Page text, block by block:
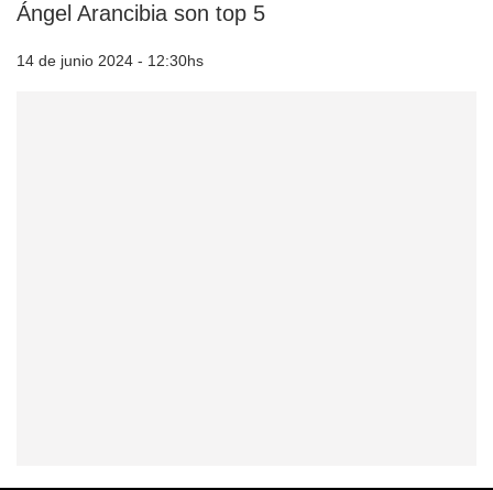
Ángel Arancibia son top 5
14 de junio 2024 - 12:30hs